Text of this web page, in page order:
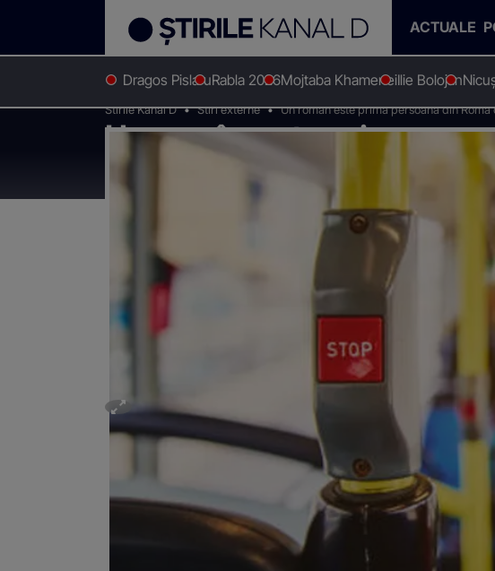
ACTUALE
Dragos PislaruRabla 2026Mojtaba KhameneiIlie Bolojan
Stirile Kanal D Stiri externe Un român este prima persoană din
Un român este prima
amendată deoarece îi